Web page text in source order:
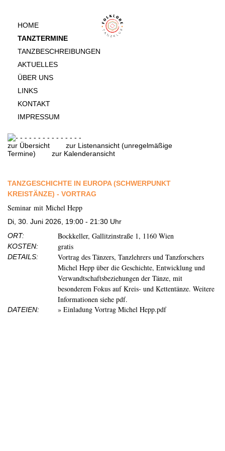
HOME
TANZTERMINE
TANZBESCHREIBUNGEN
AKTUELLES
ÜBER UNS
LINKS
KONTAKT
IMPRESSUM
zur Übersicht
zur Listenansicht (unregelmäßige
Termine)
zur Kalenderansicht
TANZGESCHICHTE IN EUROPA (SCHWERPUNKT
KREISTÄNZE) - VORTRAG
Seminar mit Michel Hepp
Di, 30. Juni 2026, 19:00 - 21:30 Uhr
ORT:
Bockkeller, Gallitzinstraße 1, 1160 Wien
KOSTEN: gratis
DETAILS:
Vortrag des Tänzers, Tanzlehrers und Tanzforschers
Michel Hepp über die Geschichte, Entwicklung und
Verwandtschaftsbeziehungen der Tänze, mit
besonderem Fokus auf Kreis- und Kettentänze. Weitere
Informationen siehe pdf.
DATEIEN: Einladung Vortrag Michel Hepp.pdf